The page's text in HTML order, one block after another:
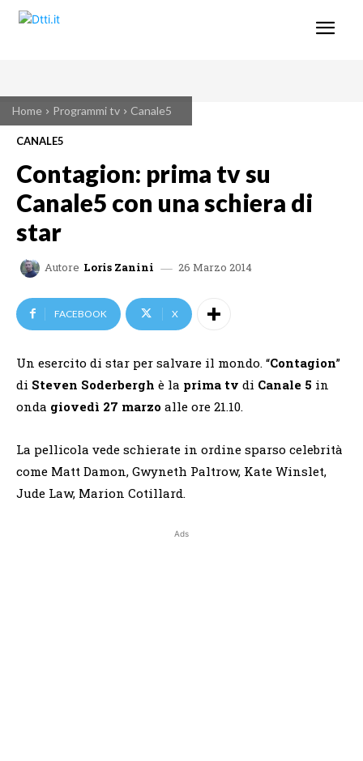
Home Programmi tv Canale5
CANALE5
Contagion: prima tv su
Canale5 con una schiera di
star
Autore Loris Zanini 26 Marzo 2014
FACEBOOK X
Un esercito di star per salvare il mondo. “Contagion”
di Steven Soderbergh è la prima tv di Canale 5 in
onda giovedì 27 marzo alle ore 21.10.
La pellicola vede schierate in ordine sparso celebrità
come Matt Damon, Gwyneth Paltrow, Kate Winslet,
Jude Law, Marion Cotillard.
Ads